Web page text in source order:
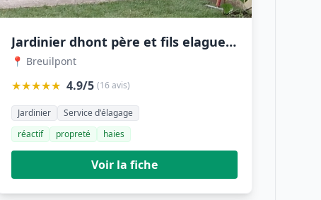
Jardinier dhont père et fils elagueur eure 27
📍 Breuilpont
★★★★★ 4.9/5 (16 avis)
Jardinier
Service d'élagage
réactif
propreté haies
Voir la fiche